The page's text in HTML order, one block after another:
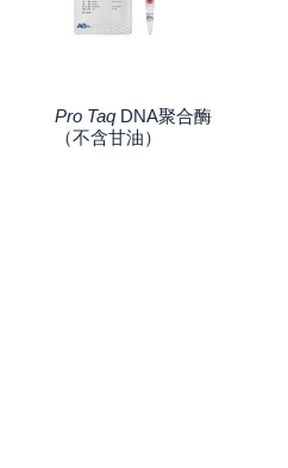
Pro TaqDNA聚合酶
（不含甘油）